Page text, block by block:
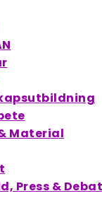
Material
Press &